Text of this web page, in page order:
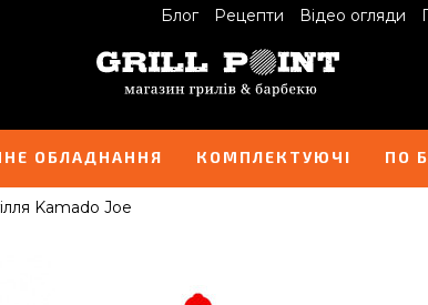
Блог Рецепти Відео огляди
ОБЛАДНАННЯ КОМПЛЕКТУЮЧІ ПО
Kamado Joe